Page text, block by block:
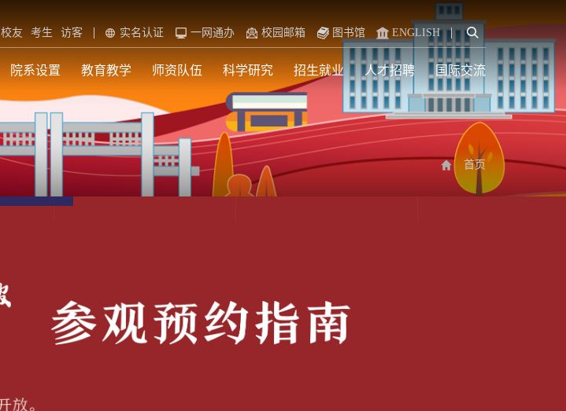
校友 考生 访客 实名认证 一网通办 校园邮箱 图书馆 ENGLISH
院系设置 教育教学 师资队伍 科学研究 招生就业 人才招聘 国际交流
首页